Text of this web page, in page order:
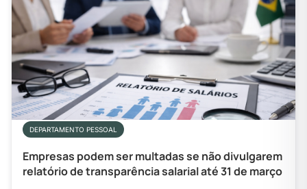
DEPARTAMENTO PESSOAL
Empresas podem ser multadas se não divulgarem
relatório de transparência salarial até 31 de março